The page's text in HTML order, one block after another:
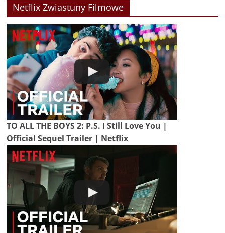
Netflix Zwiastuny Filmowe
TO ALL THE BOYS 2: P.S. I Still Love You |
Official Sequel Trailer | Netflix